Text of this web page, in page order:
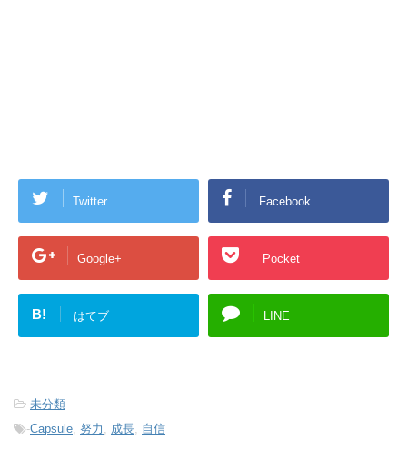
Twitter Facebook
Google+ Pocket
B! はてブ LINE
-未分類
-Capsule, 努力 , 成長, 自信